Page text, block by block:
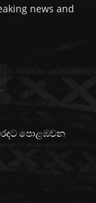
news and
පොළඹවන